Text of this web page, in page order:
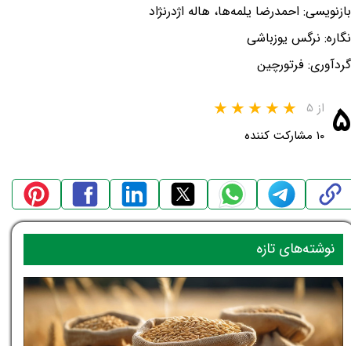
بازنویسی: احمدرضا یلمه‌ها، هاله اژدرنژاد
نگاره: نرگس یوزباشی
گردآوری: فرتورچین
۵ از ۵
۱۰ مشارکت کننده
نوشته‌های تازه